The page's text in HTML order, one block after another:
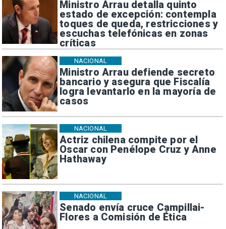
Ministro Arrau detalla quinto
estado de excepción: contempla
toques de queda, restricciones y
escuchas telefónicas en zonas
críticas
Ministro Arrau defiende secreto
bancario y asegura que Fiscalía
logra levantarlo en la mayoría de
casos
NACIONAL
Actriz chilena compite por el
Oscar con Penélope Cruz y Anne
Hathaway
NACIONAL
Senado envía cruce Campillai-
Flores a Comisión de Ética
NACIONAL